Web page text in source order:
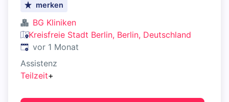
merken
BG Kliniken
Kreisfreie Stadt Berlin, Berlin, Deutschland
Veröffentlicht:
vor 1 Monat
Assistenz
Teilzeit+